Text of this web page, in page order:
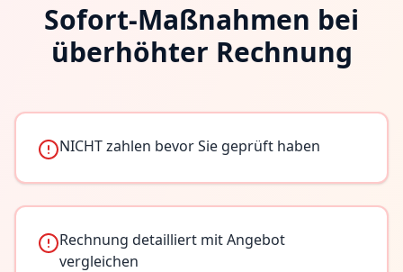
Sofort-Maßnahmen bei
überhöhter Rechnung
NICHT zahlen bevor Sie geprüft haben
Rechnung detailliert mit Angebot
vergleichen